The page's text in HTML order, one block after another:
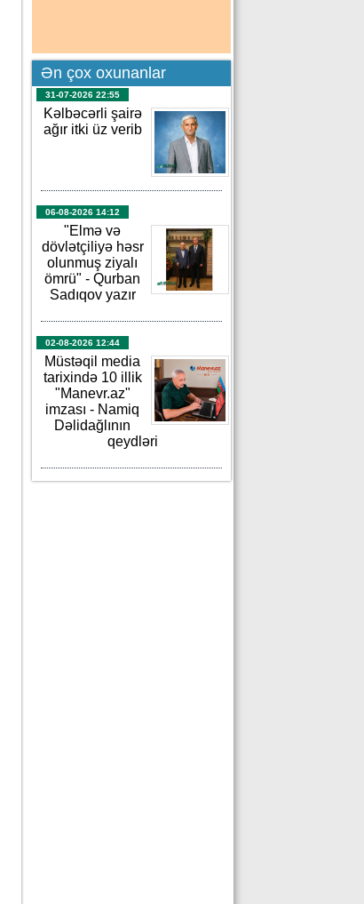
Ən çox oxunanlar
31-07-2026 22:55
Kəlbəcərli şairə
ağır itki üz verib
06-08-2026 14:12
"Elmə və
dövlətçiliyə həsr
olunmuş ziyalı
ömrü" - Qurban
Sadıqov yazır
02-08-2026 12:44
Müstəqil media
tarixində 10 illik
"Manevr.az"
imzası - Namiq
Dəlidağlının
qeydləri